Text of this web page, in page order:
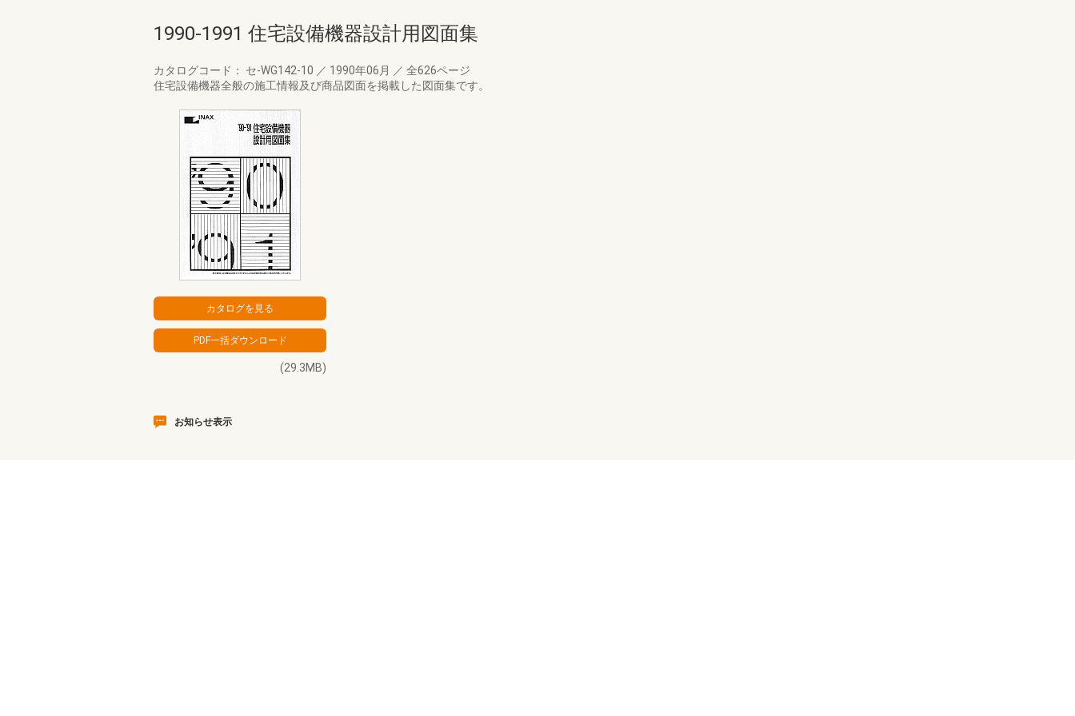
1990-1991 住宅設備機器設計用図面集
カタログコード： セ-WG142-10 ／ 1990年06月 ／ 全626ページ
住宅設備機器全般の施工情報及び商品図面を掲載した図面集です。
(29.3MB)
お知らせ表示